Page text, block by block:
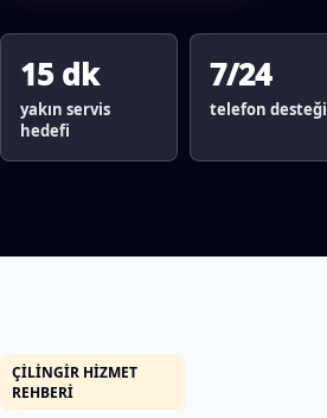
15 dk
yakın servis
hedefi
7/24
telefon desteği
ÇILINGIR HIZMET
REHBERI